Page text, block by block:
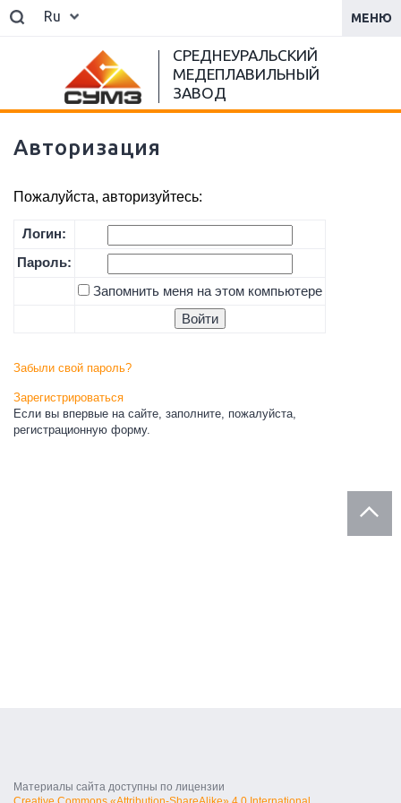
Ru МЕНЮ
СРЕДНЕУРАЛЬСКИЙ
МЕДЕПЛАВИЛЬНЫЙ
ЗАВОД
Авторизация
Пожалуйста, авторизуйтесь:
Логин:
Пароль:
Запомнить меня на этом компьютере
Забыли свой пароль?
Зарегистрироваться
Если вы впервые на сайте, заполните, пожалуйста,
регистрационную форму.
Материалы сайта доступны по лицензии